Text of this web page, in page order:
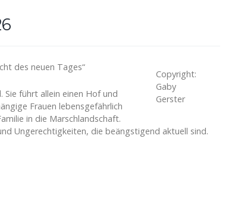
Copyright:
Gaby
Gerster
des neuen Tages“
Sie führt allein einen Hof und
Frauen lebensgefährlich
in die Marschlandschaft.
Ungerechtigkeiten, die beängstigend aktuell sind.